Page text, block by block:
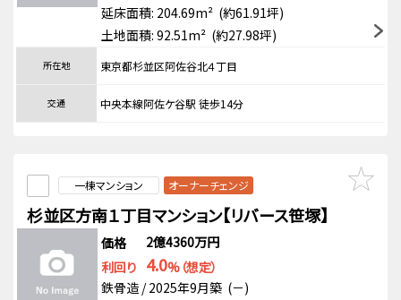
延床面積: 204.69m² (約61.91坪)
土地面積: 92.51m² (約27.98坪)
所在地 東京都杉並区阿佐谷北４丁目
交通 中央本線阿佐ケ谷駅 徒歩14分
一棟マンション オーナーチェンジ
杉並区方南１丁目マンション【リバース笹塚】
価格
2億4360万円
利回り 4.0%（想定）
鉄骨造 / 2025年9月築 (－)